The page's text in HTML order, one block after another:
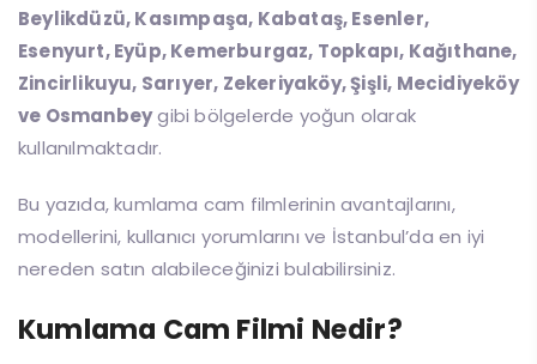
Beylikdüzü, Kasımpaşa, Kabataş, Esenler,
Esenyurt, Eyüp, Kemerburgaz, Topkapı, Kağıthane,
Zincirlikuyu, Sarıyer, Zekeriyaköy, Şişli, Mecidiyeköy
ve Osmanbeygibi bölgelerde yoğun olarak
kullanılmaktadır.
Bu yazıda, kumlama cam filmlerinin avantajlarını,
modellerini, kullanıcı yorumlarını ve İstanbul’da en iyi
nereden satın alabileceğinizi bulabilirsiniz.
Kumlama Cam Filmi Nedir?